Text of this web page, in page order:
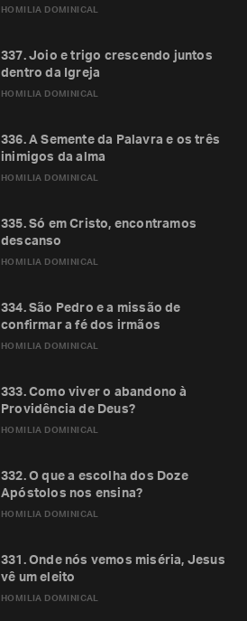
HOMILIA DOMINICAL
HOMILIA DOMINICAL
337. Joio e trigo crescendo juntos
dentro da Igreja
HOMILIA DOMINICAL
336. A Semente da Palavra e os três
inimigos da alma
HOMILIA DOMINICAL
335. Só em Cristo, encontramos
descanso
HOMILIA DOMINICAL
334. São Pedro e a missão de
confirmar a fé dos irmãos
HOMILIA DOMINICAL
333. Como viver o abandono à
Providência de Deus?
HOMILIA DOMINICAL
332. O que a escolha dos Doze
Apóstolos nos ensina?
HOMILIA DOMINICAL
331. Onde nós vemos miséria, Jesus
vê um eleito